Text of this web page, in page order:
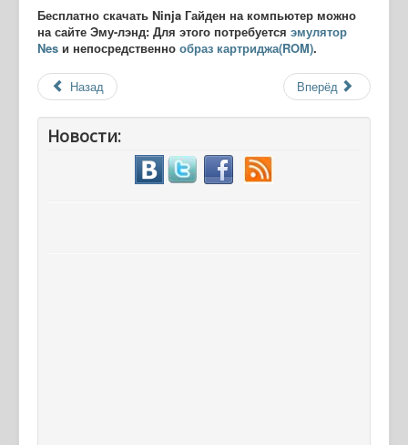
Бесплатно скачать Ninja Гайден на компьютер можно
на сайте Эму-лэнд: Для этого потребуется эмулятор
Nes и непосредственно образ картриджа(ROM).
Назад Вперёд
Новости: